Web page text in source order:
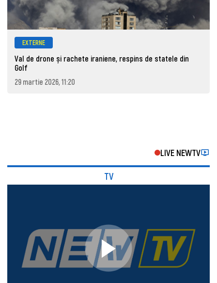
EXTERNE
Val de drone și rachete iraniene, respins de statele din
Golf
29 martie 2026, 11:20
LIVE NEWTV
TV